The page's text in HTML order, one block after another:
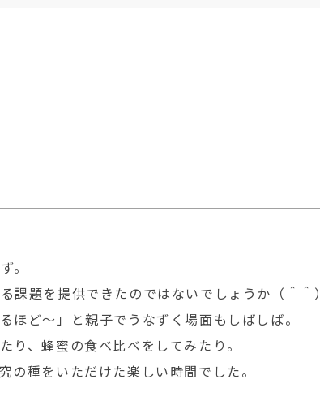
。
題を提供できたのではないでしょうか（＾＾）
ほど～」と親子でうなずく場面もしばしば。
、蜂蜜の食べ比べをしてみたり。
種をいただけた楽しい時間でした。